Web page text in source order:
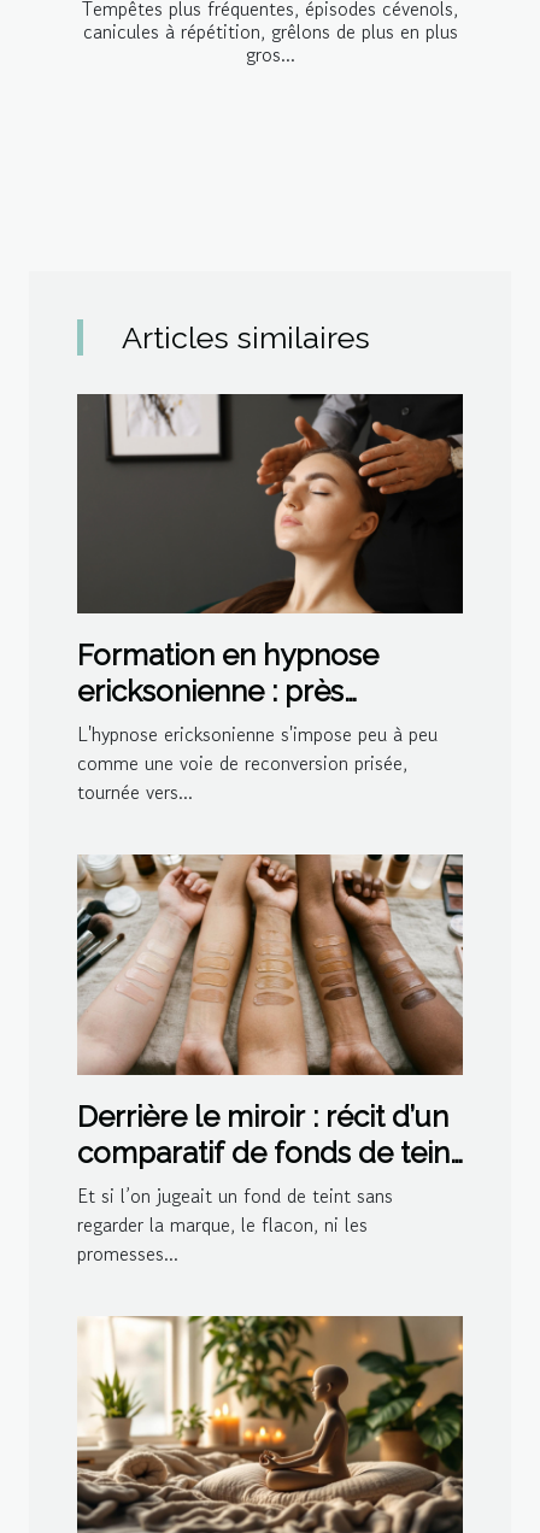
Tempêtes plus fréquentes, épisodes cévenols,
canicules à répétition, grêlons de plus en plus
gros...
Articles similaires
Formation en hypnose
ericksonienne : près
d'Avignon, celle de Valérie
Blanchard est certifiée
Qualiopi !
L'hypnose ericksonienne s'impose peu à peu
comme une voie de reconversion prisée,
tournée vers...
Derrière le miroir : récit d’un
comparatif de fonds de teint
mené à l’aveugle
Et si l’on jugeait un fond de teint sans
regarder la marque, le flacon, ni les
promesses...